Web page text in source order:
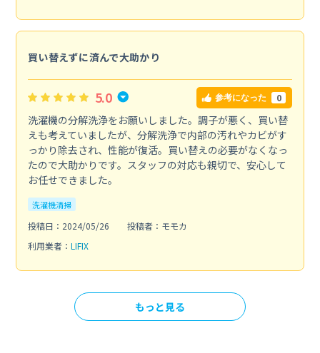
買い替えずに済んで大助かり
5.0 参考になった 0
洗濯機の分解洗浄をお願いしました。調子が悪く、買い替
えも考えていましたが、分解洗浄で内部の汚れやカビがす
っかり除去され、性能が復活。買い替えの必要がなくなっ
たので大助かりです。スタッフの対応も親切で、安心して
お任せできました。
洗濯機清掃
投稿日：2024/05/26
投稿者：モモカ
利用業者： LIFIX
もっと見る